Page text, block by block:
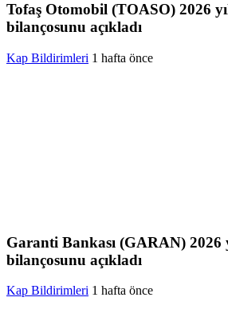
Tofaş Otomobil (TOASO) 2026
bilançosunu açıkladı
Kap Bildirimleri 1 hafta önce
Garanti Bankası (GARAN) 2026
bilançosunu açıkladı
Kap Bildirimleri 1 hafta önce